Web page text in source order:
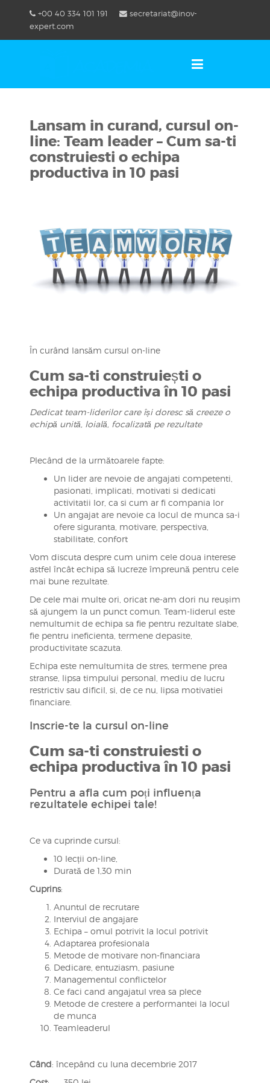
content
+00 40 334 101 191
secretariat@inov-
expert.com
Lansam in curand, cursul on-
line: Team leader – Cum sa-ti
construiesti o echipa
productiva in 10 pasi
În curând lansăm cursul on-line
Cum sa-ti construiești o
echipa productiva în 10 pasi
Dedicat team-liderilor care își doresc să creeze o
echipă unită, loială, focalizată pe rezultate
Plecând de la următoarele fapte:
Un lider are nevoie de angajati competenti,
pasionati, implicati, motivati si dedicati
activitatii lor, ca si cum ar fi compania lor
Un angajat are nevoie ca locul de munca sa-i
ofere siguranta, motivare, perspectiva,
stabilitate, confort
Vom discuta despre cum unim cele doua interese
astfel încât echipa să lucreze împreună pentru cele
mai bune rezultate.
De cele mai multe ori, oricat ne-am dori nu reușim
să ajungem la un punct comun. Team-liderul este
nemultumit de echipa sa fie pentru rezultate slabe,
fie pentru ineficienta, termene depasite,
productivitate scazuta.
Echipa este nemultumita de stres, termene prea
stranse, lipsa timpului personal, mediu de lucru
restrictiv sau dificil, si, de ce nu, lipsa motivatiei
financiare.
Inscrie-te la cursul on-line
Cum sa-ti construiesti o
echipa productiva în 10 pasi
Pentru a afla cum poți influența
rezultatele echipei tale!
Ce va cuprinde cursul:
10 lecții on-line,
Durată de 1,30 min
Cuprins:
Anuntul de recrutare
Interviul de angajare
Echipa – omul potrivit la locul potrivit
Adaptarea profesionala
Metode de motivare non-financiara
Dedicare, entuziasm, pasiune
Managementul conflictelor
Ce faci cand angajatul vrea sa plece
Metode de crestere a performantei la locul
de munca
Teamleaderul
Când: începând cu luna decembrie 2017